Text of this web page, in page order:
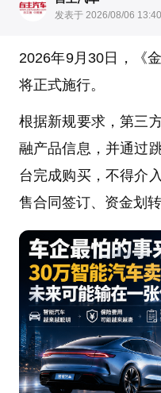
发表于 2026/08/06 13:40
2026年9月30日，《
将正式施行。
根据新规要求，第三
融产品信息，并通过
台完成购买，不得介
售合同签订、资金划